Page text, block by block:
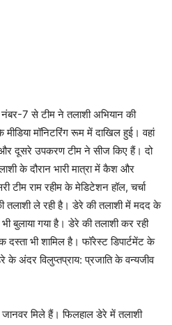
नंबर-7 से टीम ने तलाशी अभियान की
मॉनिटरिंग रूम में दाखिल हुई। वहां
दूसरे उपकरण टीम ने सीज किए हैं। दो
के दौरान भारी मात्रा में कैश और
टीम राम रहीम के मेडिटेशन हॉल, चर्चा
तलाशी ले रही है। डेरे की तलाशी में मदद के
बुलाया गया है। डेरे की तलाशी कर रही
दस्ता भी शामिल है। फॉरेस्ट डिपार्टमेंट के
के अंदर विलुप्तप्राय: प्रजाति के वन्यजीव
मिले हैं। फिलहाल डेरे में तलाशी